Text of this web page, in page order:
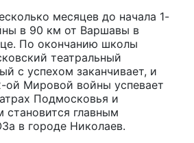
месяцев до начала 1-
в 90 км от Варшавы в
По окончанию школы
театральный
с успехом заканчивает, и
ой Мировой войны успевает
Подмосковья и
становится главным
в городе Николаев.